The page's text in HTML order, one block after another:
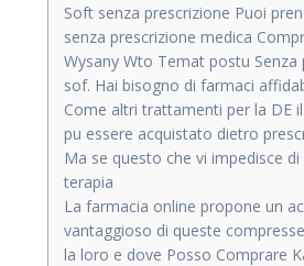
Soft senza prescrizione Puoi
senza prescrizione medica
Wysany Wto Temat postu Senza
sof. Hai bisogno di farmaci
Come altri trattamenti per la DE
pu essere acquistato dietro
Ma se questo che vi impedisce
terapia
La farmacia online propone un
vantaggioso di queste
la loro e dove Posso Comprare